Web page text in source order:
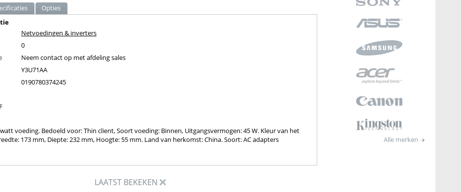
Opties
Netvoedingen & inverters
0
Neem contact op met afdeling sales
Y3U71AA
0190780374245
voeding. Bedoeld voor: Thin client, Soort voeding: Binnen, Uitgangsvermogen: 45 W. Kleur van het
173 mm, Diepte: 232 mm, Hoogte: 55 mm. Land van herkomst: China. Soort: AC adapters
LAATST BEKEKEN
Alle merken